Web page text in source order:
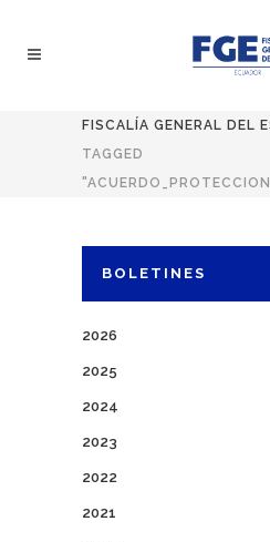
FISCALÍA GENERAL DEL
TAGGED
BOLETINES
2026
2025
2024
2023
2022
2021